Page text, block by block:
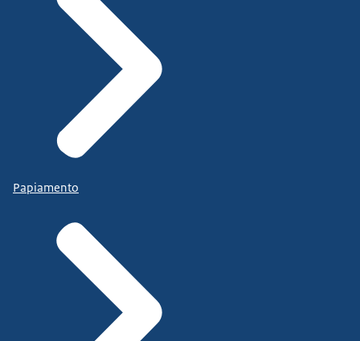
Papiamento